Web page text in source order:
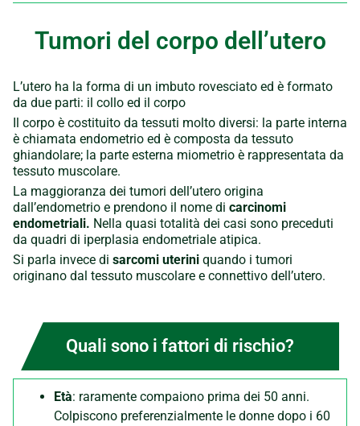
Tumori del corpo dell’utero
L’utero ha la forma di un imbuto rovesciato ed è formato
da due parti: il collo ed il corpo
Il corpo è costituito da tessuti molto diversi: la parte interna
è chiamata endometrio ed è composta da tessuto
ghiandolare; la parte esterna miometrio è rappresentata da
tessuto muscolare.
La maggioranza dei tumori dell’utero origina
dall’endometrio e prendono il nome di carcinomi
endometriali. Nella quasi totalità dei casi sono preceduti
da quadri di iperplasia endometriale atipica.
Si parla invece di sarcomi uterini quando i tumori
originano dal tessuto muscolare e connettivo dell’utero.
Quali sono i fattori di rischio?
Età: raramente compaiono prima dei 50 anni.
Colpiscono preferenzialmente le donne dopo i 60